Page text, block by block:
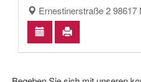
Ernestinerstraße 2 98617